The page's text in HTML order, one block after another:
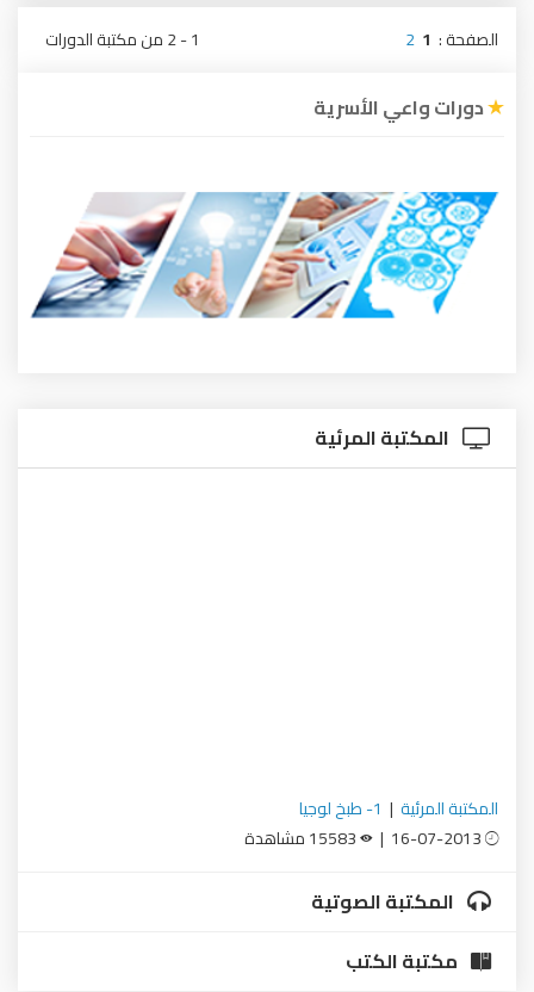
الصفحة : 1
2 1 - 2 من مكتبة الدورات
دورات واعي الأسرية
المكتبة المرئية
المكتبة المرئية | 1- طبخ لوجيا
المكتبة الصوتية
مكتبة الكتب